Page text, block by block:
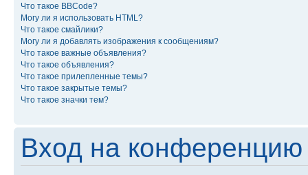
Что такое BBCode?
Могу ли я использовать HTML?
Что такое смайлики?
Могу ли я добавлять изображения к сообщениям?
Что такое важные объявления?
Что такое объявления?
Что такое прилепленные темы?
Что такое закрытые темы?
Что такое значки тем?
Вход на конференцию